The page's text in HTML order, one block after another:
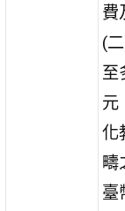
費
(
至
元
化
疇
臺